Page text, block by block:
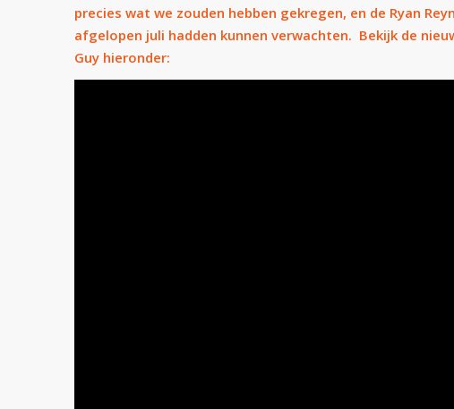
precies wat we zouden hebben gekregen, en de Ryan
afgelopen juli hadden kunnen verwachten. Bekijk de
Guy hieronder: